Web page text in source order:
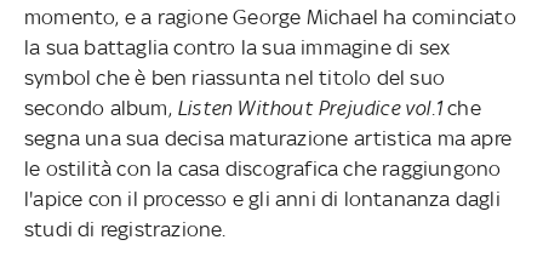
momento, e a ragione George Michael ha cominciato
la sua battaglia contro la sua immagine di sex
symbol che è ben riassunta nel titolo del suo
secondo album, Listen Without Prejudice vol.1che
segna una sua decisa maturazione artistica ma apre
le ostilità con la casa discografica che raggiungono
l'apice con il processo e gli anni di lontananza dagli
studi di registrazione.